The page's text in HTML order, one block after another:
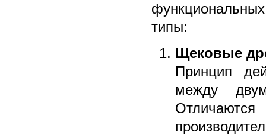
типы:
Щековые
Принцип
между